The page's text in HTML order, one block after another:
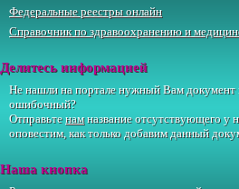
Федеральные реестры онлайн
Справочник по здравоохранению и
Делитесь информацией
Не нашли на портале нужный Вам документ
ошибочный?
Отправьтенамназвание отсутствующего у
оповестим, как только добавим данный
Наша кнопка